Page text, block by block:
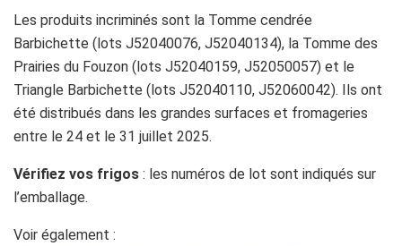
Les produits incriminés sont la Tomme cendrée
Barbichette (lots J52040076, J52040134), la Tomme des
Prairies du Fouzon (lots J52040159, J52050057) et le
Triangle Barbichette (lots J52040110, J52060042). Ils ont
été distribués dans les grandes surfaces et fromageries
entre le 24 et le 31 juillet 2025.
Vérifiez vos frigos : les numéros de lot sont indiqués sur
l’emballage.
Voir également :